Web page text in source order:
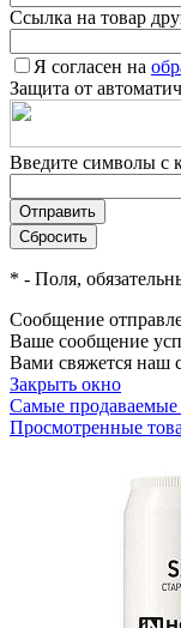
Ссылка на товар
Я согласен на
Защита от
Введите символы с
* - Поля,
Сообщение
Ваше сообщение
Вами свяжется наш
Закрыть окно
Самые продаваемые
Просмотренные